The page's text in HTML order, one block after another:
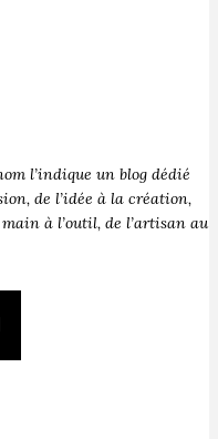
l’indique un blog dédié
de l’idée à la création,
à l’outil, de l’artisan au